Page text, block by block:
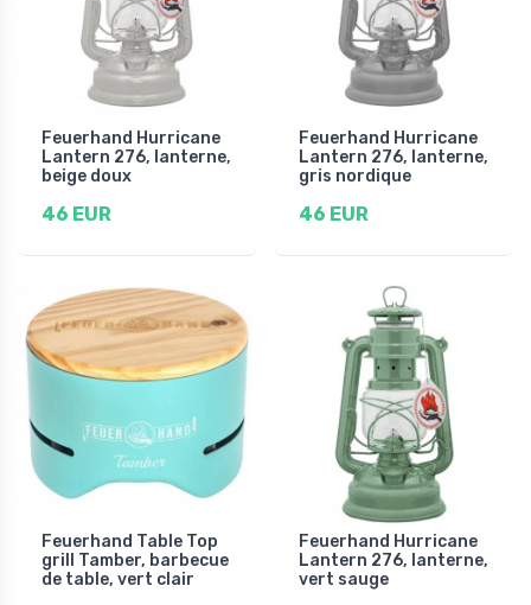
Feuerhand Hurricane
Lantern 276, lanterne,
beige doux
46 EUR
Feuerhand Hurricane
Lantern 276, lanterne,
gris nordique
46 EUR
Feuerhand Table Top
grill Tamber, barbecue
de table, vert clair
Feuerhand Hurricane
Lantern 276, lanterne,
vert sauge